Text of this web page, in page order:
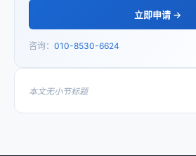
立即申请 →
咨询： 010-8530-6624
本文无小节标题